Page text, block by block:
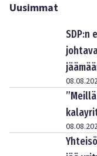
Uusimmat
SDP:n